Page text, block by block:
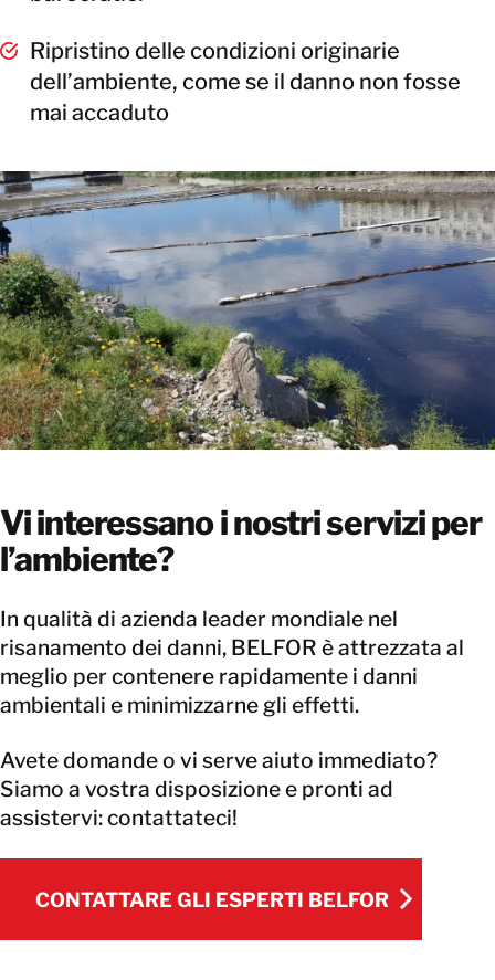
Ripristino delle condizioni originarie
dell’ambiente, come se il danno non fosse
mai accaduto
Vi interessano i nostri servizi per
l’ambiente?
In qualità di azienda leader mondiale nel
risanamento dei danni, BELFOR è attrezzata al
meglio per contenere rapidamente i danni
ambientali e minimizzarne gli effetti.
Avete domande o vi serve aiuto immediato?
Siamo a vostra disposizione e pronti ad
assistervi: contattateci!
CONTATTARE GLI ESPERTI BELFOR